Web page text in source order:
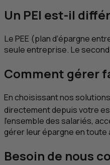
Un PEI est-il
LePEE (plan d’épargne
seule entreprise. Le
Comment gérer
En choisissant nos
directement depuis votre
l’ensemble des salariés,
gérer leur épargne en toute
Besoin de nous